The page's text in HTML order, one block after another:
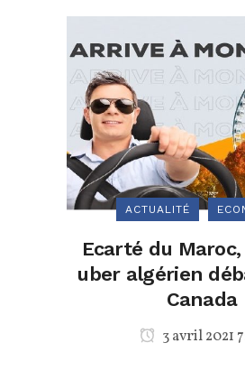
ACTUALITÉ
Ecarté du Maroc,
uber algérien
Canada
3 avril 2021